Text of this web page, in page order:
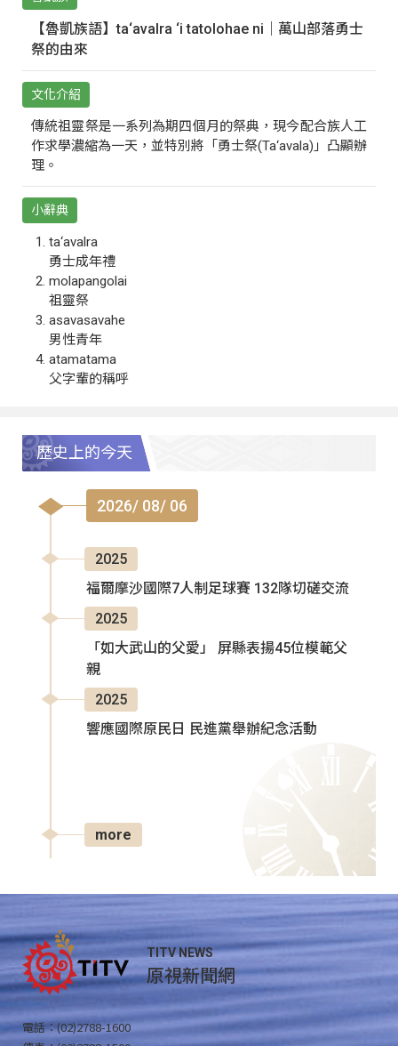
【魯凱族語】ta‘avalra ‘i tatolohae ni｜萬山部落勇士
祭的由來
文化介紹
傳統祖靈祭是一系列為期四個月的祭典，現今配合族人工
作求學濃縮為一天，並特別將「勇士祭(Ta‘avala)」凸顯辦
理。
小辭典
ta‘avalra
勇士成年禮
molapangolai
祖靈祭
asavasavahe
男性青年
atamatama
父字輩的稱呼
歷史上的今天
2026/ 08/ 06
2025
福爾摩沙國際7人制足球賽 132隊切磋交流
2025
「如大武山的父愛」 屏縣表揚45位模範父
親
2025
響應國際原民日 民進黨舉辦紀念活動
more
TITV NEWS
原視新聞網
電話：(02)2788-1600